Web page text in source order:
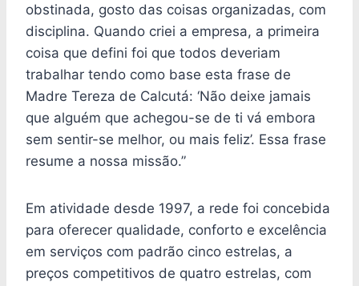
obstinada, gosto das coisas organizadas, com
disciplina. Quando criei a empresa, a primeira
coisa que defini foi que todos deveriam
trabalhar tendo como base esta frase de
Madre Tereza de Calcutá: ‘Não deixe jamais
que alguém que achegou-se de ti vá embora
sem sentir-se melhor, ou mais feliz’. Essa frase
resume a nossa missão.”
Em atividade desde 1997, a rede foi concebida
para oferecer qualidade, conforto e excelência
em serviços com padrão cinco estrelas, a
preços competitivos de quatro estrelas, com